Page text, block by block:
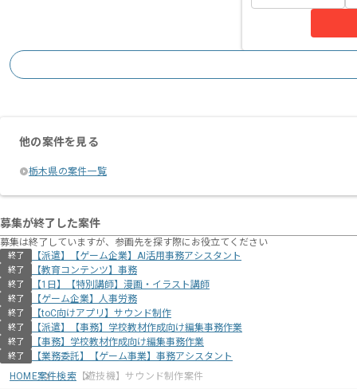
他の案件を見る
栃木県の案件一覧
募集が終了した案件
募集は終了していますが、参画先を探す際にお役立てください
終了 【派遣】【ゲーム企業】AI活用事務アシスタント
終了 【教育コンテンツ】事務
終了 【1日】【特別講師】漫画・イラスト講師
終了 【ゲーム企業】人事労務
終了 【toC向けアプリ】サウンド制作
終了 【派遣】【事務】学校教材作成向け編集事務作業
終了 【事務】学校教材作成向け編集事務作業
終了
【業務委託】【ゲーム事業】事務アシスタント
HOME案件検索【遊技機】サウンド制作案件